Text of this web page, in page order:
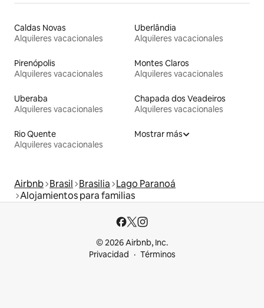
Caldas Novas
Alquileres vacacionales
Uberlândia
Alquileres vacacionales
Pirenópolis
Alquileres vacacionales
Montes Claros
Alquileres vacacionales
Uberaba
Alquileres vacacionales
Chapada dos Veadeiros
Alquileres vacacionales
Rio Quente
Alquileres vacacionales
Mostrar más
Airbnb Brasil Brasilia Lago Paranoá
Alojamientos para familias
© 2026 Airbnb, Inc.
Privacidad
Términos